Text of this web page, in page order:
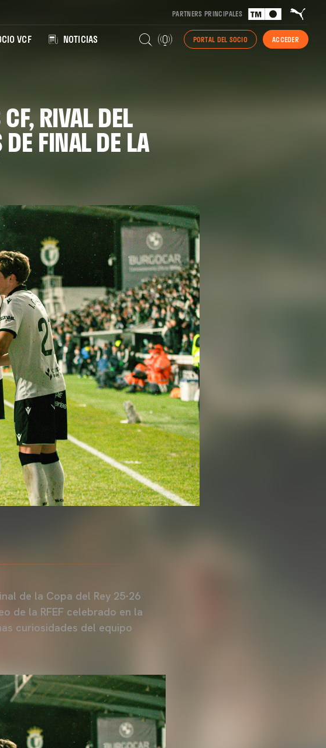
PARTNERS PRINCIPALES
VCF NOTICIAS PORTAL DEL SOCIO ACCEDER
RIVAL DEL
FINAL DE LA
de la Copa del Rey 25-26
de la RFEF celebrado en la
curiosidades del equipo